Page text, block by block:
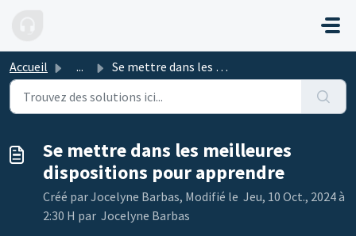
Accueil ... Se mettre dans les meilleures dispositions pour apprendre
Se mettre dans les meilleures
dispositions pour apprendre
Créé par Jocelyne Barbas, Modifié le Jeu, 10 Oct., 2024 à
2:30 H par Jocelyne Barbas